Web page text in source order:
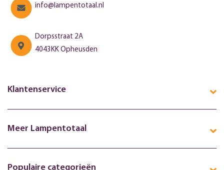
info@lampentotaal.nl
Dorpsstraat 2A
4043KK Opheusden
Klantenservice
Meer Lampentotaal
Populaire categorieën